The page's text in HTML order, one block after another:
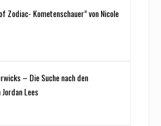
Zodiac- Kometenschauer” von Nicole
– Die Suche nach den
Lees